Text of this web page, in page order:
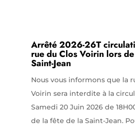
Arrêté 2026-26T
rue du Clos Voirin lors
Saint-Jean
Nous vous informons que la
Voirin sera interdite à la
Samedi 20 Juin 2026 de
de la fête de la Saint-Jean.